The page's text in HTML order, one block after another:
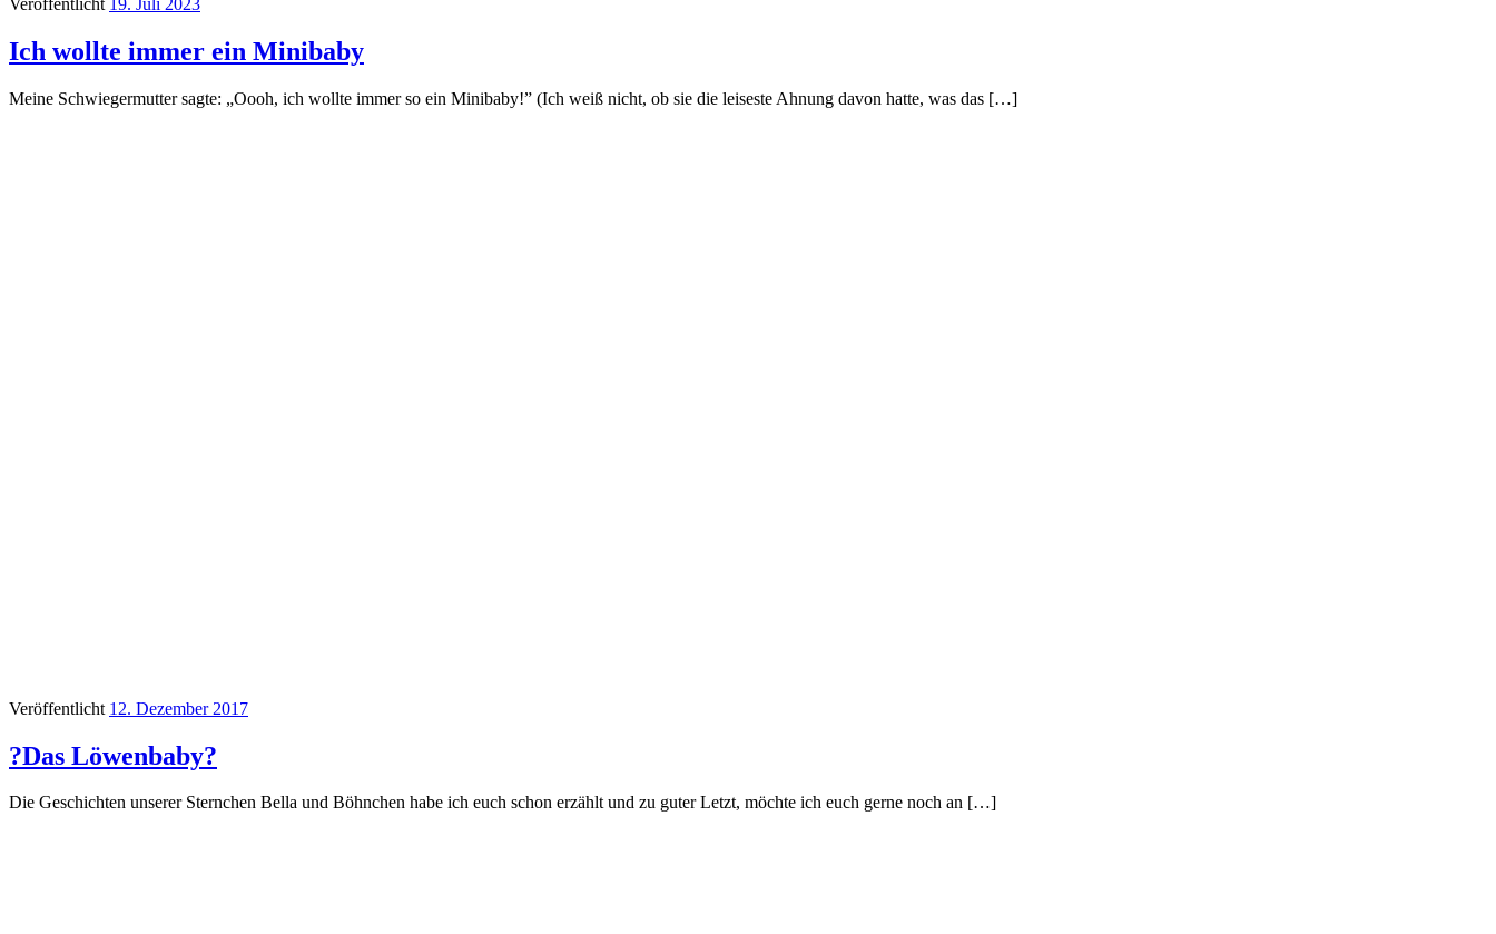
Ich wollte immer ein Minibaby
Meine Schwiegermutter sagte: „Oooh, ich wollte immer so ein Minibaby!” (Ich weiß nicht, ob sie die leiseste Ahnung davon hatte, was das […]
Veröffentlicht 12. Dezember 2017
?Das Löwenbaby?
Die Geschichten unserer Sternchen Bella und Böhnchen habe ich euch schon erzählt und zu guter Letzt, möchte ich euch gerne noch an […]